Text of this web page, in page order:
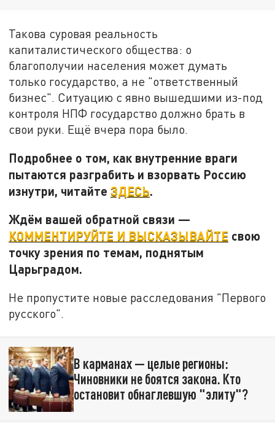
Такова суровая реальность
капиталистического общества: о
благополучии населения может думать
только государство, а не "ответственный
бизнес". Ситуацию с явно вышедшими из-под
контроля НПФ государство должно брать в
свои руки. Ещё вчера пора было.
Подробнее о том, как внутренние враги
пытаются разграбить и взорвать Россию
изнутри, читайтеЗДЕСЬ.
Ждём вашей обратной связи —
КОММЕНТИРУЙТЕ И ВЫСКАЗЫВАЙТЕ свою
точку зрения по темам, поднятым
Царьградом.
Не пропустите новые расследования "Первого
русского".
В карманах — целые регионы:
Чиновники не боятся закона. Кто
остановит обнаглевшую "элиту"?